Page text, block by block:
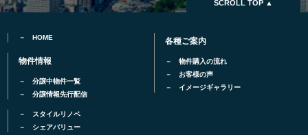
SCROLL TOP ▲
HOME
物件情報
分譲中物件一覧
分譲情報先行配信
スタイルリノベ
シェアバリュー
各種ご案内
物件購入の流れ
お客様の声
イメージギャラリー